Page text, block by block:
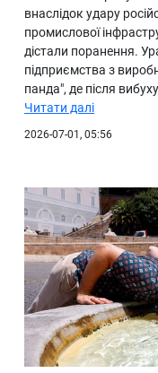
внаслідок удару
промислової
дістали поранення.
підприємства з
панда", де після
Читати далі
2026-07-01, 05:56